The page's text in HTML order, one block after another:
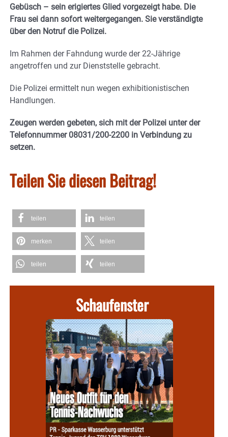
Gebüsch – sein erigiertes Glied vorgezeigt habe. Die
Frau sei dann sofort weitergegangen. Sie verständigte
über den Notruf die Polizei.
Im Rahmen der Fahndung wurde der 22-Jährige
angetroffen und zur Dienststelle gebracht.
Die Polizei ermittelt nun wegen exhibitionistischen
Handlungen.
Zeugen werden gebeten, sich mit der Polizei unter der
Telefonnummer 08031/200-2200 in Verbindung zu
setzen.
Teilen Sie diesen Beitrag!
teilen teilen
merken teilen
teilen teilen
Schaufenster